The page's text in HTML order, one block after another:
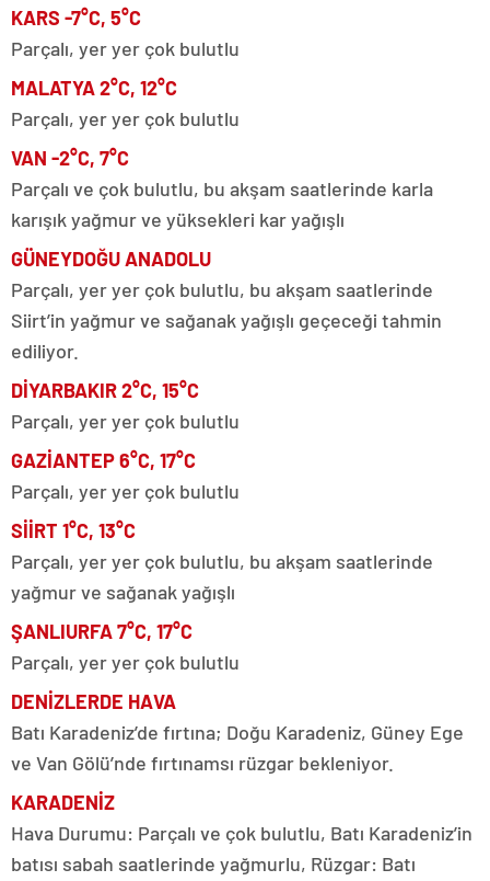
KARS -7°C, 5°C
Parçalı, yer yer çok bulutlu
MALATYA 2°C, 12°C
Parçalı, yer yer çok bulutlu
VAN -2°C, 7°C
Parçalı ve çok bulutlu, bu akşam saatlerinde karla
karışık yağmur ve yüksekleri kar yağışlı
GÜNEYDOĞU ANADOLU
Parçalı, yer yer çok bulutlu, bu akşam saatlerinde
Siirt’in yağmur ve sağanak yağışlı geçeceği tahmin
ediliyor.
DİYARBAKIR 2°C, 15°C
Parçalı, yer yer çok bulutlu
GAZİANTEP 6°C, 17°C
Parçalı, yer yer çok bulutlu
SİİRT 1°C, 13°C
Parçalı, yer yer çok bulutlu, bu akşam saatlerinde
yağmur ve sağanak yağışlı
ŞANLIURFA 7°C, 17°C
Parçalı, yer yer çok bulutlu
DENİZLERDE HAVA
Batı Karadeniz’de fırtına; Doğu Karadeniz, Güney Ege
ve Van Gölü’nde fırtınamsı rüzgar bekleniyor.
KARADENİZ
Hava Durumu: Parçalı ve çok bulutlu, Batı Karadeniz’in
batısı sabah saatlerinde yağmurlu, Rüzgar: Batı